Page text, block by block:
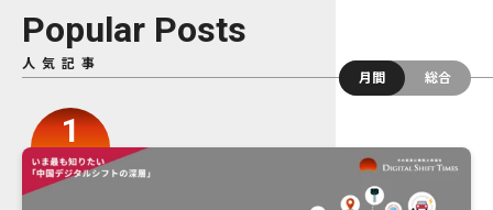
Popular Posts
人気記事
月間
総合